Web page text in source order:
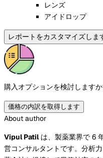
レンズ
アイドロップ
レポートをカスタマイズしま
購入オプションを検討します
価格の内訳を取得します
About author
Vipul Patilは、製薬業界で 6
営コンサルタントです。分析